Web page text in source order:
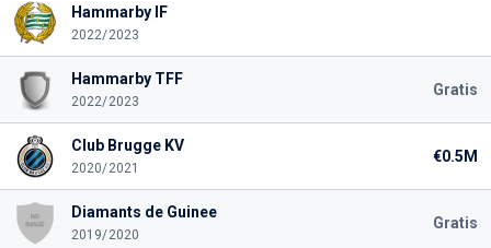
Hammarby IF
2022/2023
Hammarby TFF
2022/2023
Gratis
Club Brugge KV
2020/2021
€0.5M
Diamants de Guinee
2019/2020
Gratis